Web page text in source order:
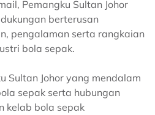
Pemangku Sultan Johor
berterusan
pengalaman serta rangkaian
bola sepak.
Sultan Johor yang mendalam
sepak serta hubungan
kelab bola sepak